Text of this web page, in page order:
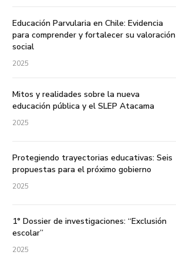
Educación Parvularia en Chile: Evidencia
para comprender y fortalecer su valoración
social
2025
Mitos y realidades sobre la nueva
educación pública y el SLEP Atacama
2025
Protegiendo trayectorias educativas: Seis
propuestas para el próximo gobierno
2025
1° Dossier de investigaciones: “Exclusión
escolar”
2025